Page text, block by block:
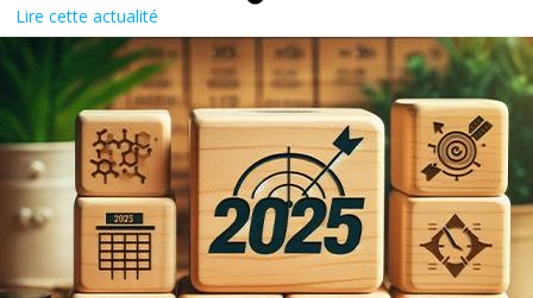
Lire cette actualité